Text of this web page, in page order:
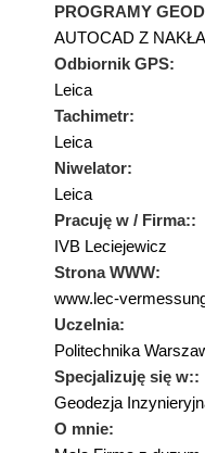
PROGRAMY
AUTOCAD Z
Odbiornik GPS:
Leica
Tachimetr:
Leica
Niwelator:
Leica
Pracuję w / Firma::
IVB Leciejewicz
Strona WWW:
www.lec-
Uczelnia:
Politechnika
Specjalizuję się w::
Geodezja
O mnie: